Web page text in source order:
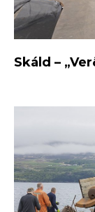
Skáld –